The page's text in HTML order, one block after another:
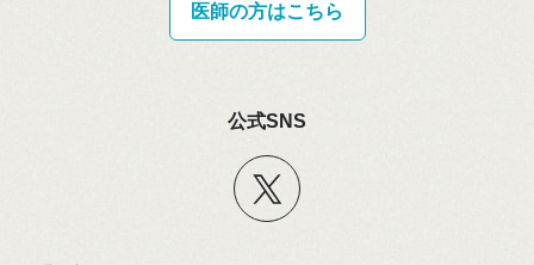
医師の方はこちら
公式SNS